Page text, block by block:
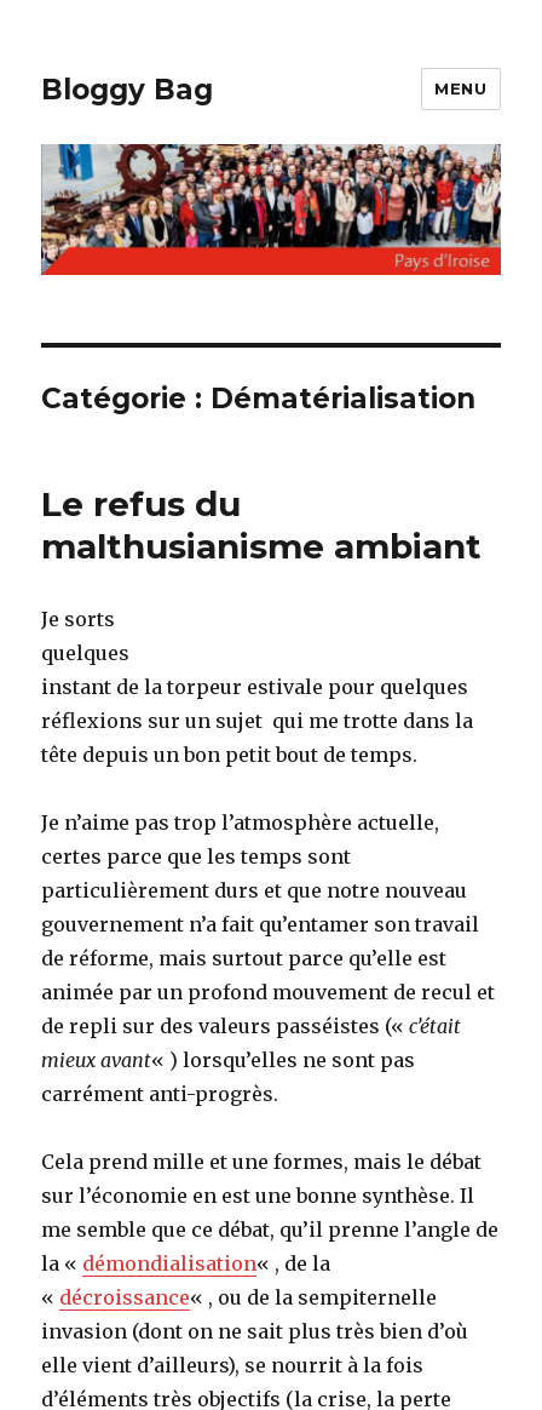
Bloggy Bag MENU
Catégorie : Dématérialisation
Le refus du
malthusianisme ambiant
Je sorts
quelques
instant de la torpeur estivale pour quelques
réflexions sur un sujet qui me trotte dans la
tête depuis un bon petit bout de temps.
Je n’aime pas trop l’atmosphère actuelle,
certes parce que les temps sont
particulièrement durs et que notre nouveau
gouvernement n’a fait qu’entamer son travail
de réforme, mais surtout parce qu’elle est
animée par un profond mouvement de recul et
de repli sur des valeurs passéistes («c’était
mieux avant« ) lorsqu’elles ne sont pas
carrément anti-progrès.
Cela prend mille et une formes, mais le débat
sur l’économie en est une bonne synthèse. Il
me semble que ce débat, qu’il prenne l’angle de
la « démondialisation« , de la
« décroissance« , ou de la sempiternelle
invasion (dont on ne sait plus très bien d’où
elle vient d’ailleurs), se nourrit à la fois
d’éléments très objectifs (la crise, la perte